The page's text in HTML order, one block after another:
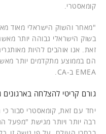
קומאסטרי.
"מאחר והשוק הישראלי מאוד
בשוק הישראלי גבוהה יותר
זאת. אנו אוהבים להיות
הם בממוצע מתקדמים יותר
EMEA ב-CA.
גורם קריטי להצלחה בארגונים
יחד עם זאת, קומאסטרי סבור